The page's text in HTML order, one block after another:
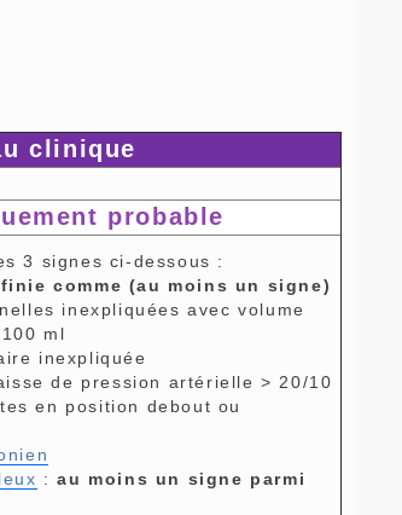
clinique
probable
3 signes ci-dessous :
comme (au moins un signe)
inexpliquées avec volume
ml
inexpliquée
de pression artérielle > 20/10
en position debout ou
:au moins un signe parmi